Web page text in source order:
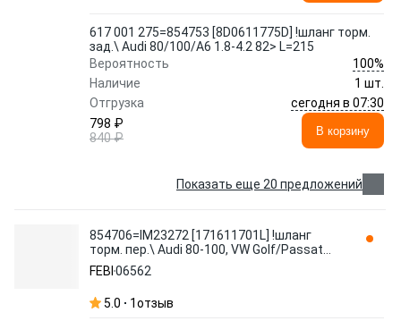
617 001 275=854753 [8D0611775D] !шланг торм.
зад.\ Audi 80/100/A6 1.8-4.2 82> L=215
Вероятность
100%
Наличие
1 шт.
Отгрузка
сегодня в 07:30
798 ₽
840 ₽
В корзину
Показать еще 20 предложений
854706=IM23272 [171611701L] !шланг
торм. пер.\ Audi 80-100, VW Golf/Passat
1.0-2.2 80> L=335 06562 FEBI
FEBI 06562
5.0 1отзыв